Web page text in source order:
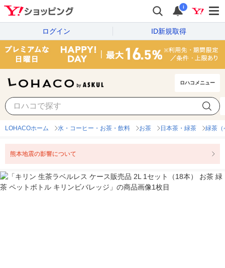
i
ログイン ID新規取得
ロハコメニュー
LOHACOホーム 水・コーヒー・お茶・飲料 お茶 日本茶・緑茶 緑茶（
熊本地震の影響について